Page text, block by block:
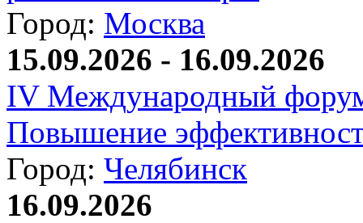
Город: Москва
15.09.2026 - 16.09.2026
IV Международный
Повышение
Город: Челябинск
16.09.2026